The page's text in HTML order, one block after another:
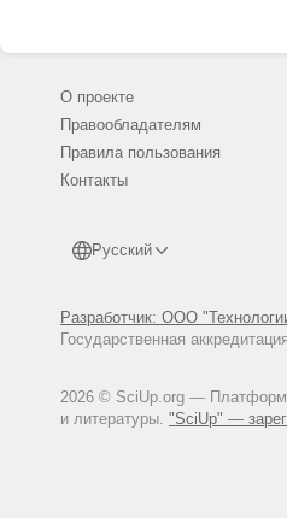
О проекте
Правообладателям
Правила пользования
Контакты
Русский
Разработчик: ООО
Государственная
2026 © SciUp.org —
и литературы. "SciUp" —